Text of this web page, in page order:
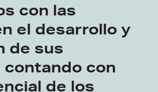
con las
el desarrollo y
de sus
con
de los